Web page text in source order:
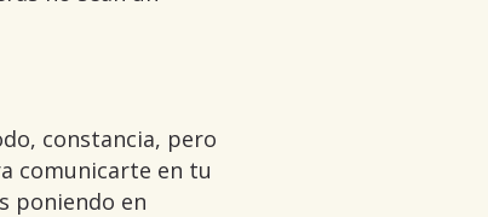
constancia, pero
comunicarte en tu
poniendo en